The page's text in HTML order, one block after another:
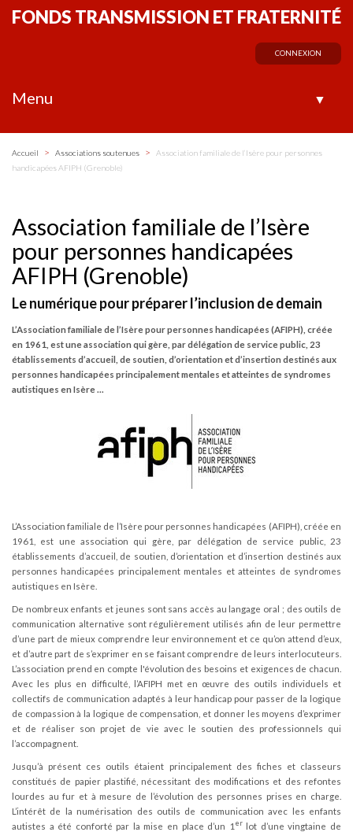
FONDS TRANSMISSION ET FRATERNITÉ
CONNEXION
Menu ▼
Accueil > Associations soutenues >
Association familiale de l’Isère pour personnes
handicapées AFIPH (Grenoble)
Association familiale de l’Isère
pour personnes handicapées
AFIPH (Grenoble)
Le numérique pour préparer l’inclusion de demain
L’Association familiale de l’Isère pour personnes handicapées (AFIPH), créée
en 1961, est une association qui gère, par délégation de service public, 23
établissements d’accueil, de soutien, d’orientation et d’insertion destinés aux
personnes handicapées principalement mentales et atteintes de syndromes
autistiques en Isère ...
L’Association familiale de l’Isère pour personnes handicapées (AFIPH), créée en
1961, est une association qui gère, par délégation de service public, 23
établissements d’accueil, de soutien, d’orientation et d’insertion destinés aux
personnes handicapées principalement mentales et atteintes de syndromes
autistiques en Isère.
De nombreux enfants et jeunes sont sans accès au langage oral ; des outils de
communication alternative sont régulièrement utilisés afin de leur permettre
d’une part de mieux comprendre leur environnement et ce qu’on attend d’eux,
et d’autre part de s’exprimer en se faisant comprendre de leurs interlocuteurs.
L’association prend en compte l'évolution des besoins et exigences de chacun.
Avec les plus en difficulté, l’AFIPH met en œuvre des outils individuels et
collectifs de communication adaptés à leur handicap pour passer de la logique
de compassion à la logique de compensation, et donner les moyens d’exprimer
et de réaliser son projet de vie avec le soutien des professionnels qui
l’accompagnent.
Jusqu’à présent ces outils étaient principalement des fiches et classeurs
constitués de papier plastifié, nécessitant des modifications et des refontes
lourdes au fur et à mesure de l’évolution des personnes prises en charge.
L’intérêt de la numérisation des outils de communication avec les enfants
autistes a été conforté par la mise en place d’un 1 erlot d’une vingtaine de